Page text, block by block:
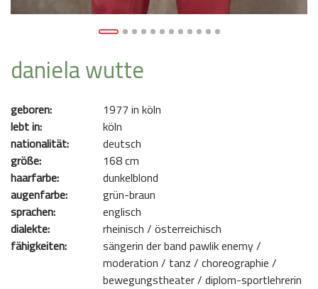
daniela wutte
geboren:
1977 in köln
lebt in:
köln
nationalität:
deutsch
größe:
168 cm
haarfarbe:
dunkelblond
augenfarbe:
grün-braun
sprachen:
englisch
dialekte:
rheinisch / österreichisch
fähigkeiten:
sängerin der band pawlik enemy /
moderation / tanz / choreographie /
bewegungstheater / diplom-sportlehrerin